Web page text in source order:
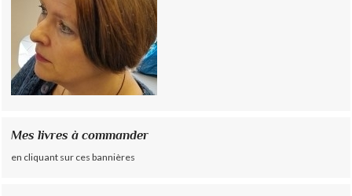
Mes livres à commander
en cliquant sur ces bannières